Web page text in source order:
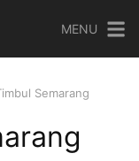
MENU
Semarang